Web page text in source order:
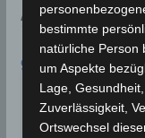
AN DIESEM TAG:
9. AUGUST
1999
In
bestimmte
natürliche Person
um Aspekte
Lage,
Zuverlässigkeit,
Ortswechsel